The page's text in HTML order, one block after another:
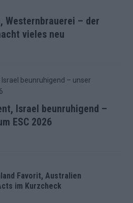
Westernbrauerei – der
vieles neu
Israel beunruhigend –
ESC 2026
Favorit, Australien
im Kurzcheck